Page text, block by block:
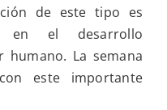
de este tipo es
en el desarrollo
humano. La semana
este importante